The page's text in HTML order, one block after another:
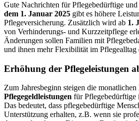
Gute Nachrichten für Pflegebedürftige
dem 1. Januar 2025 gibt es höhere
Pflegeversicherung. Zusätzlich wird ab 1.
von Verhinderungs- und Kurzzeitpflege
Änderungen sollen Familien mit
und ihnen mehr Flexibilität im Pflegealltag
Erhöhung der Pflegeleistungen
Zum Jahresbeginn steigen die monatlichen
Pflegegeldleistungen für Pflegebedürftige
Das bedeutet, dass pflegebedürftige
Unterstützung erhalten, z.B. wenn sie